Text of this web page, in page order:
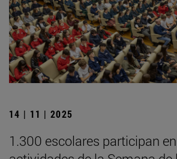
14 | 11 | 2025
1.300 escolares participan